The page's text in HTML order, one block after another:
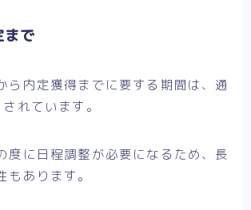
まで
ら内定獲得までに要する期間は、通
れています。
度に日程調整が必要になるため、長
あります。